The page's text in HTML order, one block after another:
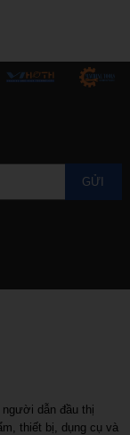
GỬI
dẫn đầu thị
thiết bị, dụng cụ và